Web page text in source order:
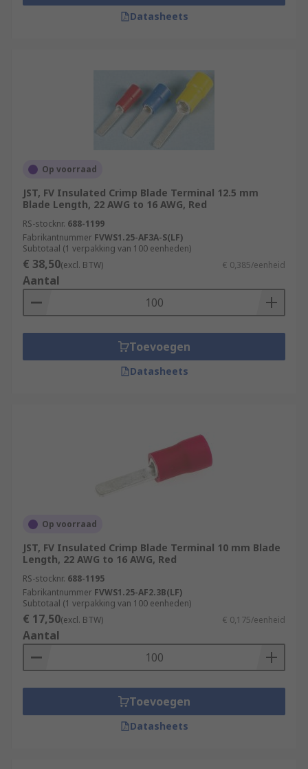
Datasheets
Op voorraad
JST, FV Insulated Crimp Blade Terminal 12.5 mm
Blade Length, 22 AWG to 16 AWG, Red
RS-stocknr. 688-1199
Fabrikantnummer FVWS1.25-AF3A-S(LF)
Subtotaal (1 verpakking van 100 eenheden)
€ 38,50(excl. BTW) € 0,385/eenheid
Aantal
Toevoegen
Datasheets
Op voorraad
JST, FV Insulated Crimp Blade Terminal 10 mm Blade
Length, 22 AWG to 16 AWG, Red
RS-stocknr. 688-1195
Fabrikantnummer FVWS1.25-AF2.3B(LF)
Subtotaal (1 verpakking van 100 eenheden)
€ 17,50(excl. BTW) € 0,175/eenheid
Aantal
Toevoegen
Datasheets